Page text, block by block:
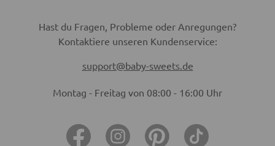
Hast du Fragen, Probleme oder Anregungen?
Kontaktiere unseren Kundenservice:
support@baby-sweets.de
Montag - Freitag von 08:00 - 16:00 Uhr